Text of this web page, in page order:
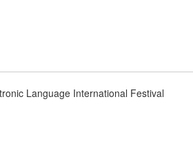
Language International Festival